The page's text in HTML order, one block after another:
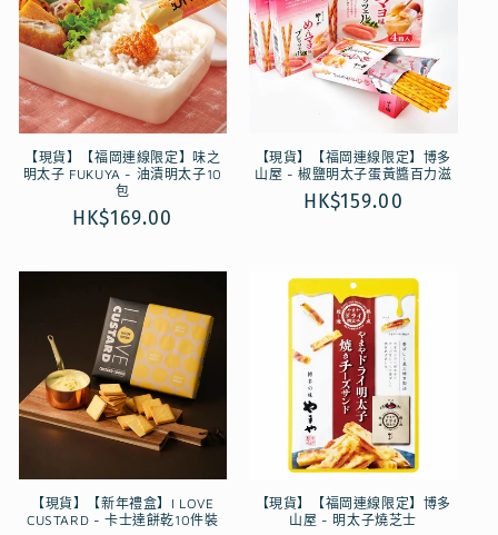
【現貨】【福岡連線限定】味之
明太子 FUKUYA - 油漬明太子10
包
定
HK$169.00
【現貨】【福岡連線限定】博多
山屋 - 椒鹽明太子蛋黃醬百力滋
定
HK$159.00
【現貨】【新年禮盒】I LOVE
CUSTARD - 卡士達餅乾10件裝
【現貨】【福岡連線限定】博多
山屋 - 明太子燒芝士